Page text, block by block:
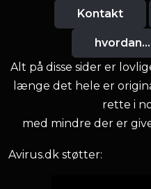
Kontakt
Alt på disse sider er
længe det hele er
rette i
med mindre der er
Avirus.dk støtter: